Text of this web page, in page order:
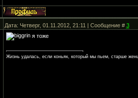
Дата: Четверг, 01.11.2012, 21:11 | Сообщение #3
я тоже
Жизнь удалась, если коньяк, который мы пьем, старше